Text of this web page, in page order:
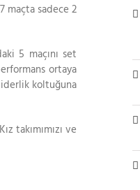
maçta sadece 2
5 maçını set
ortaya
koltuğuna
takımımızı ve